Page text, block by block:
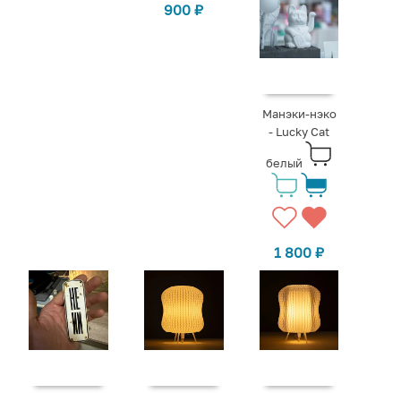
900₽
Манэки-нэко
- Lucky Cat
белый
1 800₽